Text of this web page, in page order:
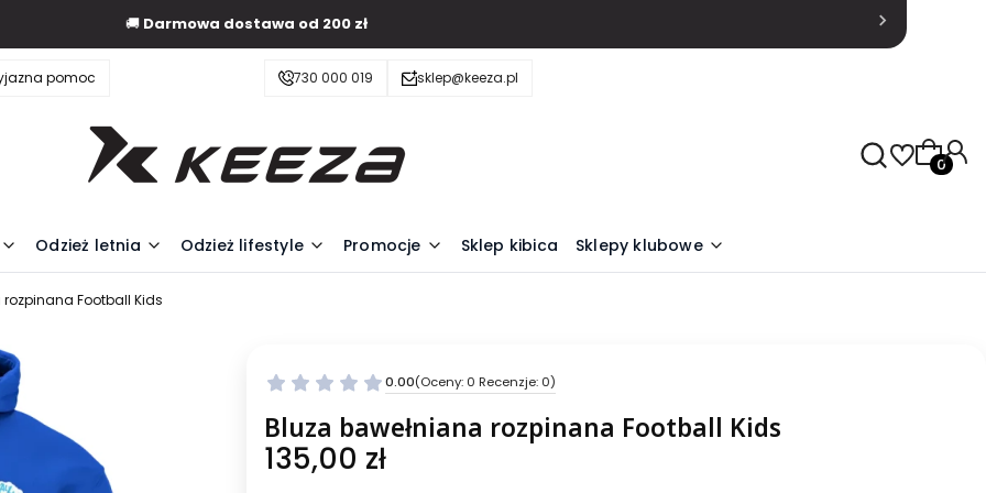
🚚 Darmowa dostawa od 200 zł
pomoc 730 000 019 sklep@keeza.pl
Odzież letnia Odzież lifestyle Promocje Sklep kibica Sklepy klubowe
Football Kids
0.00(Oceny: 0 Recenzje: 0)
Bluza bawełniana rozpinana Football Kids
Cena
135,00 zł